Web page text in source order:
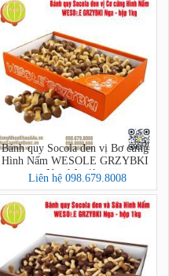
Bánh quy Socola đen vị Bơ cứng
Hình Nấm WESOLE GRZYBKI
Nga hộp 1kg
Liên hệ 098.679.8008